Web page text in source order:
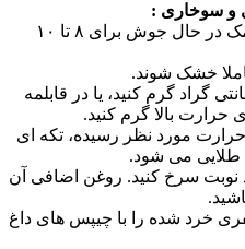
و سوخاری :
خلال های سیب زمینی را در آب نمک در حال جوش برای ۸ تا ۱۰
خشک شوند.
۱۸۰ درجه سانتی گراد گرم کنید، یا در قابلمه
حرارت بالا گرم کنید.
مورد نظر رسیده، تکه ای
نوبت سرخ کنید. روغن اضافی آن
خرد شده را با چیپس های داغ